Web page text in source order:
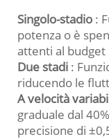
Singolo-stadio :
potenza o è
attenti al budget
Due stadi :
riducendo le
A velocità
graduale dal
precisione di